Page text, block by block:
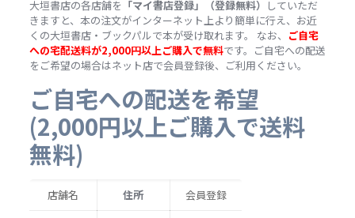
大垣書店の各店舗を 「マイ書店登録」（登録無料） していただ
きますと、本の注文がインターネット上より簡単に行え、お近
くの大垣書店・ブックパルで本が受け取れます。 なお、 ご自宅
への宅配送料が2,000円以上ご購入で無料です。ご自宅への配送
をご希望の場合はネット店で会員登録後、ご利用ください。
ご自宅への配送を希望
(2,000円以上ご購入で送料
無料)
店舗名 住所 会員登録